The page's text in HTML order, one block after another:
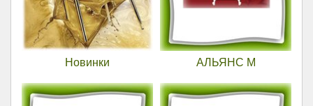
Новинки АЛЬЯНС М